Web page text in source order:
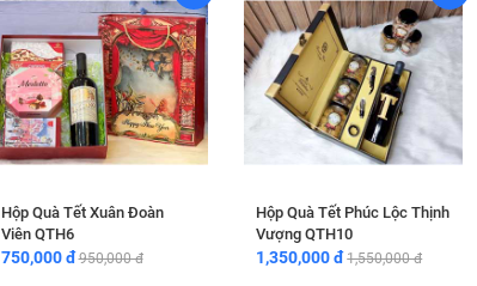
Hộp Quà Tết Xuân Đoàn
Viên QTH6
750,000 đ950,000 đ
Hộp Quà Tết Phúc Lộc Thịnh
Vượng QTH10
1,350,000 đ1,550,000 đ